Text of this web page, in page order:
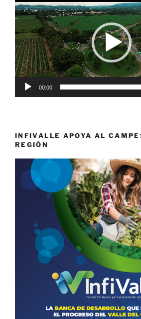
de
vídeo
00:00
INFIVALLE APOYA AL
REGIÓN